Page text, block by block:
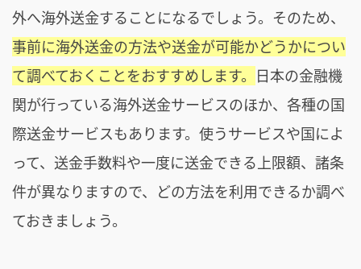
外へ海外送金することになるでしょう。そのため、
事前に海外送金の方法や送金が可能かどうかについ
て調べておくことをおすすめします。 日本の金融機
関が行っている海外送金サービスのほか、各種の国
際送金サービスもあります。使うサービスや国によ
って、送金手数料や一度に送金できる上限額、諸条
件が異なりますので、どの方法を利用できるか調べ
ておきましょう。